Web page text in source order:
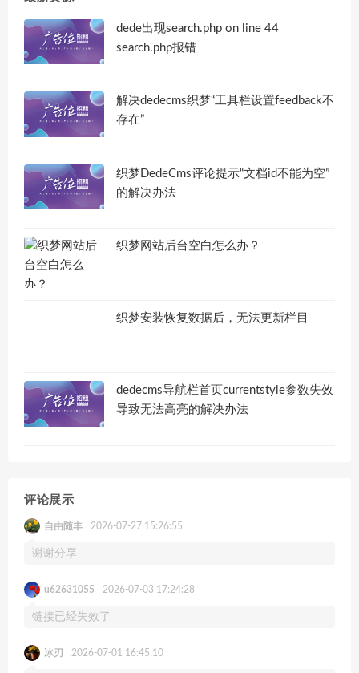
dede出现search.php on line 44
search.php报错
解决dedecms织梦“工具栏设置feedback不
存在”
织梦DedeCms评论提示“文档id不能为空”
的解决办法
织梦网站后台空白怎么办？
织梦安装恢复数据后，无法更新栏目
dedecms导航栏首页currentstyle参数失效
导致无法高亮的解决办法
评论展示
自由随丰 2026-07-27 15:26:55
谢谢分享
u62631055 2026-07-03 17:24:28
链接已经失效了
冰刃 2026-07-01 16:45:10